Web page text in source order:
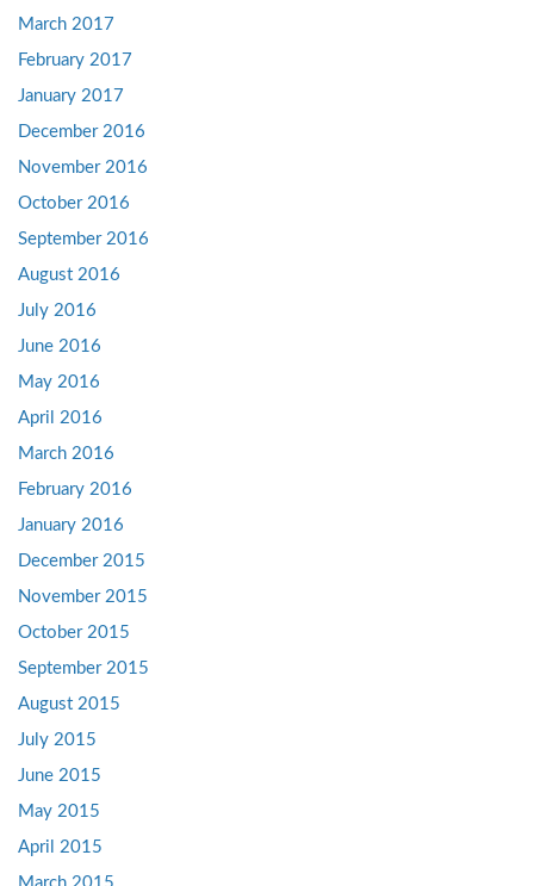
March 2017
February 2017
January 2017
December 2016
November 2016
October 2016
September 2016
August 2016
July 2016
June 2016
May 2016
April 2016
March 2016
February 2016
January 2016
December 2015
November 2015
October 2015
September 2015
August 2015
July 2015
June 2015
May 2015
April 2015